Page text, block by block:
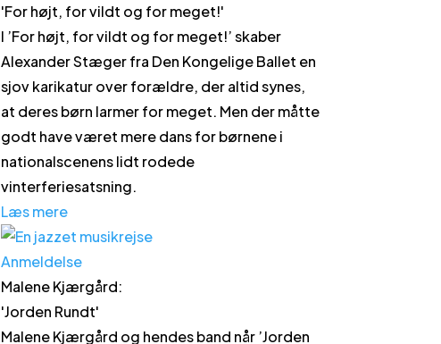
'For højt, for vildt og for meget!'
I ’For højt, for vildt og for meget!’ skaber
Alexander Stæger fra Den Kongelige Ballet en
sjov karikatur over forældre, der altid synes,
at deres børn larmer for meget. Men der måtte
godt have været mere dans for børnene i
nationalscenens lidt rodede
vinterferiesatsning.
Læs mere
Anmeldelse
Malene Kjærgård:
'Jorden Rundt'
Malene Kjærgård og hendes band når ’Jorden